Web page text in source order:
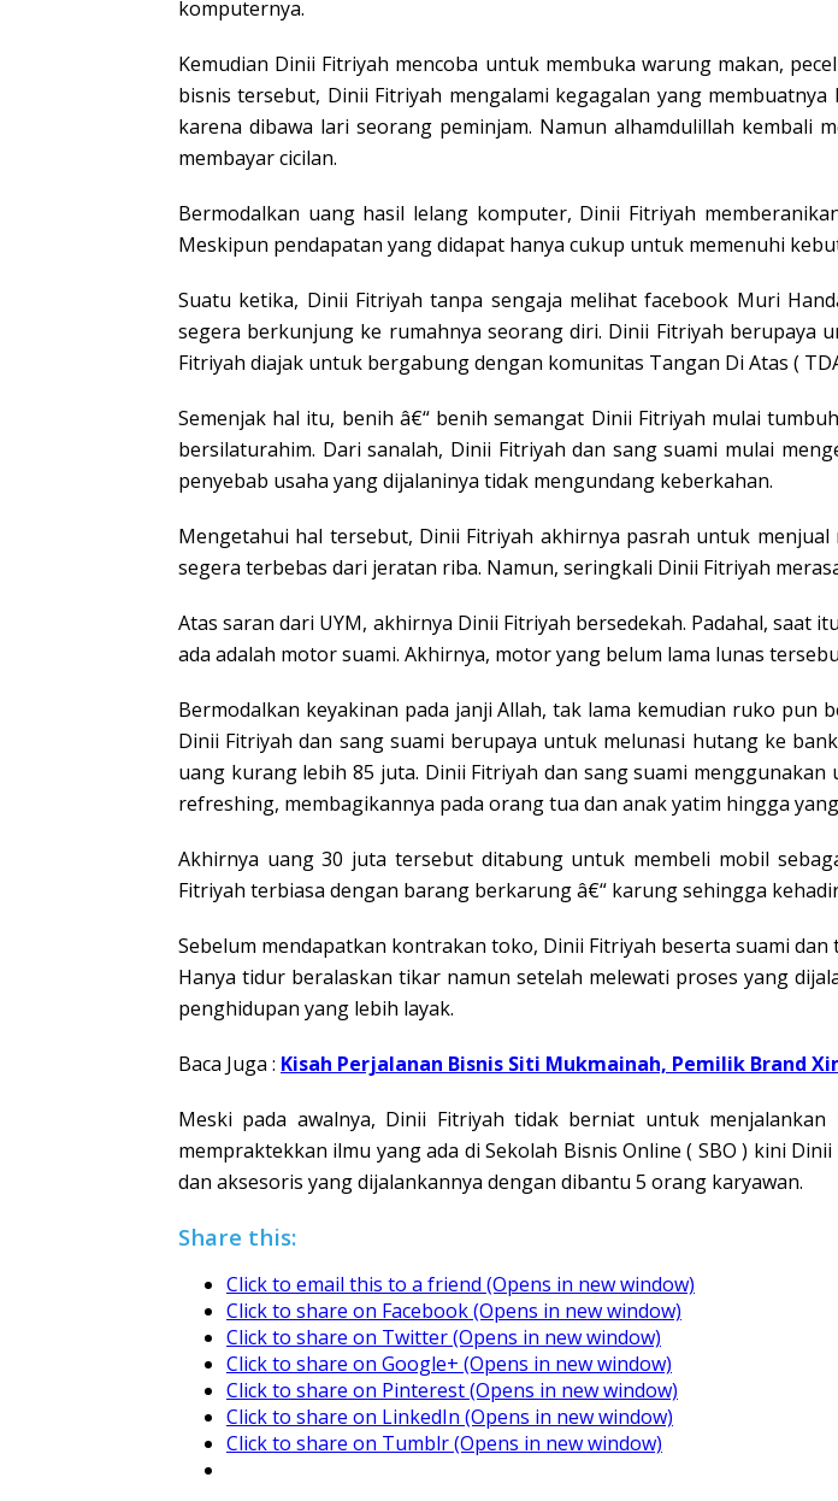
komputernya.
Kemudian Dinii Fitriyah mencoba untuk membuka warung makan,
bisnis tersebut, Dinii Fitriyah mengalami kegagalan yang
karena dibawa lari seorang peminjam. Namun alhamdulillah kembali
membayar cicilan.
Bermodalkan uang hasil lelang komputer, Dinii Fitriyah
Meskipun pendapatan yang didapat hanya cukup untuk memenuhi
Suatu ketika, Dinii Fitriyah tanpa sengaja melihat facebook Muri
segera berkunjung ke rumahnya seorang diri. Dinii Fitriyah berupaya
Fitriyah diajak untuk bergabung dengan komunitas Tangan Di Atas (
Semenjak hal itu, benih â€“ benih semangat Dinii Fitriyah mulai
bersilaturahim. Dari sanalah, Dinii Fitriyah dan sang suami mulai
penyebab usaha yang dijalaninya tidak mengundang keberkahan.
Mengetahui hal tersebut, Dinii Fitriyah akhirnya pasrah untuk
segera terbebas dari jeratan riba. Namun, seringkali Dinii Fitriyah
Atas saran dari UYM, akhirnya Dinii Fitriyah bersedekah. Padahal, saat
ada adalah motor suami. Akhirnya, motor yang belum lama lunas
Bermodalkan keyakinan pada janji Allah, tak lama kemudian ruko
Dinii Fitriyah dan sang suami berupaya untuk melunasi hutang ke
uang kurang lebih 85 juta. Dinii Fitriyah dan sang suami
refreshing, membagikannya pada orang tua dan anak yatim hingga
Akhirnya uang 30 juta tersebut ditabung untuk membeli mobil
Fitriyah terbiasa dengan barang berkarung â€“ karung sehingga
Sebelum mendapatkan kontrakan toko, Dinii Fitriyah beserta suami
Hanya tidur beralaskan tikar namun setelah melewati proses yang
penghidupan yang lebih layak.
Baca Juga : Kisah Perjalanan Bisnis Siti Mukmainah, Pemilik Brand
Meski pada awalnya, Dinii Fitriyah tidak berniat untuk
mempraktekkan ilmu yang ada di Sekolah Bisnis Online ( SBO ) kini
dan aksesoris yang dijalankannya dengan dibantu 5 orang karyawan.
Share this:
Click to email this to a friend (Opens in new window)
Click to share on Facebook (Opens in new window)
Click to share on Twitter (Opens in new window)
Click to share on Google+ (Opens in new window)
Click to share on Pinterest (Opens in new window)
Click to share on LinkedIn (Opens in new window)
Click to share on Tumblr (Opens in new window)